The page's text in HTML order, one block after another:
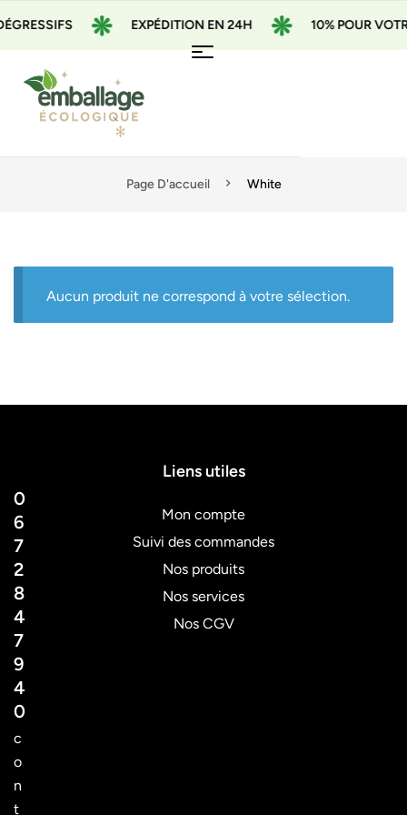
EXPÉDITION EN 24H 10% POUR
Page D'accueil White
Aucun produit ne correspond à votre sélection.
0
6
7
2
8
4
7
9
4
0
c
o
n
t
Liens utiles
Mon compte
Suivi des commandes
Nos produits
Nos services
Nos CGV